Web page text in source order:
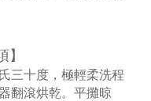
】
三十度，極輕柔洗程
翻滾烘乾。平攤晾